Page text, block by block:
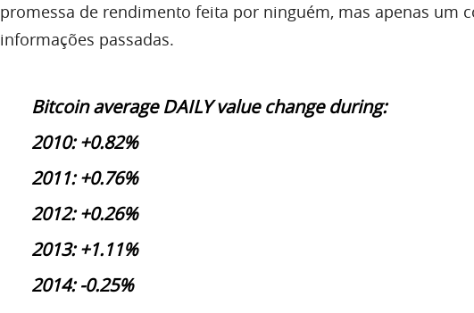
promessa de rendimento feita por ninguém, mas apenas um
informações passadas.
Bitcoin average DAILY value change during:
2010: +0.82%
2011: +0.76%
2012: +0.26%
2013: +1.11%
2014: -0.25%